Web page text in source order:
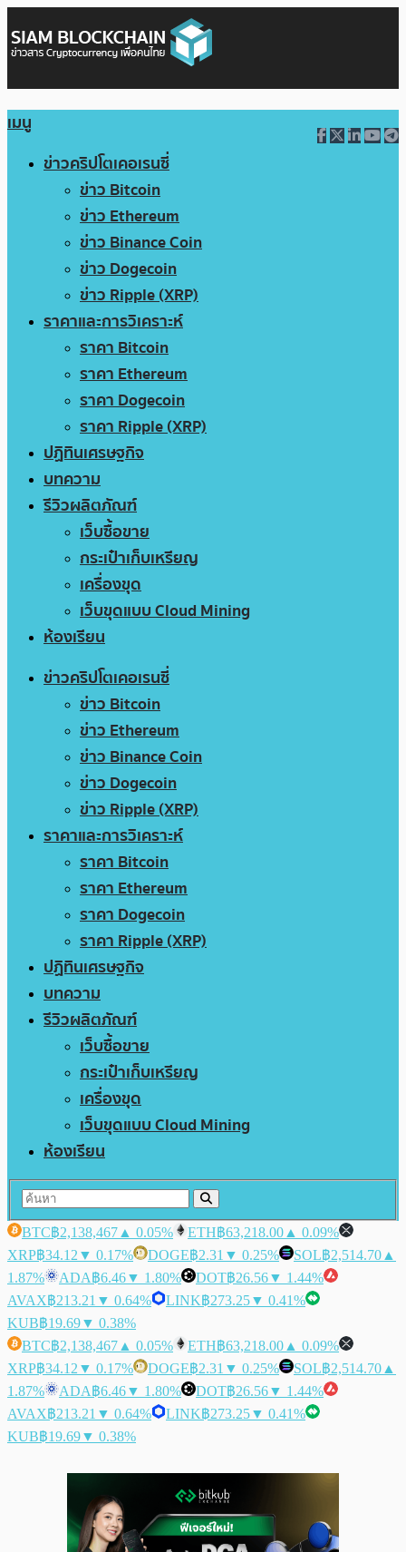
เมนู
ข่าวคริปโตเคอเรนซี่
ข่าว Bitcoin
ข่าว Ethereum
ข่าว Binance Coin
ข่าว Dogecoin
ข่าว Ripple (XRP)
ราคาและการวิเคราะห์
ราคา Bitcoin
ราคา Ethereum
ราคา Dogecoin
ราคา Ripple (XRP)
ปฏิทินเศรษฐกิจ
บทความ
รีวิวผลิตภัณฑ์
เว็บซื้อขาย
กระเป๋าเก็บเหรียญ
เครื่องขุด
เว็บขุดแบบ Cloud Mining
ห้องเรียน
ข่าวคริปโตเคอเรนซี่
ข่าว Bitcoin
ข่าว Ethereum
ข่าว Binance Coin
ข่าว Dogecoin
ข่าว Ripple (XRP)
ราคาและการวิเคราะห์
ราคา Bitcoin
ราคา Ethereum
ราคา Dogecoin
ราคา Ripple (XRP)
ปฏิทินเศรษฐกิจ
บทความ
รีวิวผลิตภัณฑ์
เว็บซื้อขาย
กระเป๋าเก็บเหรียญ
เครื่องขุด
เว็บขุดแบบ Cloud Mining
ห้องเรียน
BTC฿2,138,467 ▲ 0.05% ETH฿63,218.00 ▲ 0.09%
XRP฿34.12 ▼ 0.17% DOGE฿2.31 ▼ 0.25% SOL฿2,514.70 ▲
1.87%
ADA฿6.46▼ 1.80% DOT฿26.56▼ 1.44%
AVAX฿213.21 ▼ 0.64% LINK฿273.25▼ 0.41%
KUB฿19.69▼ 0.38%
BTC฿2,138,467 ▲ 0.05% ETH฿63,218.00 ▲ 0.09%
XRP฿34.12 ▼ 0.17% DOGE฿2.31 ▼ 0.25% SOL฿2,514.70 ▲
1.87%
ADA฿6.46▼ 1.80% DOT฿26.56▼ 1.44%
AVAX฿213.21 ▼ 0.64% LINK฿273.25▼ 0.41%
KUB฿19.69▼ 0.38%